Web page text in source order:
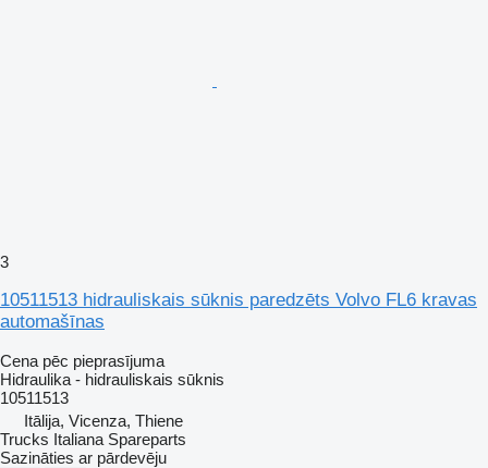
3
10511513 hidrauliskais sūknis paredzēts Volvo FL6 kravas
automašīnas
Cena pēc pieprasījuma
Hidraulika - hidrauliskais sūknis
10511513
Itālija, Vicenza, Thiene
Trucks Italiana Spareparts
Sazināties ar pārdevēju